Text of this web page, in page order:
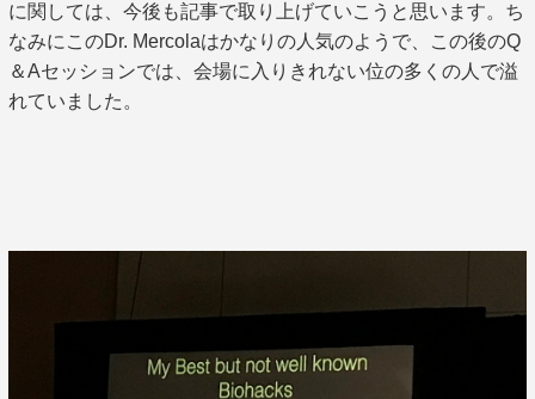
に関しては、今後も記事で取り上げていこうと思います。ち
なみにこのDr. Mercolaはかなりの人気のようで、この後のQ
＆Aセッションでは、会場に入りきれない位の多くの人で溢
れていました。